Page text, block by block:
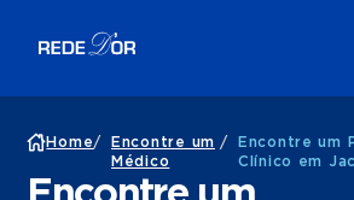
Home/
Encontre um
Médico
/
Encontre um
Clínico em